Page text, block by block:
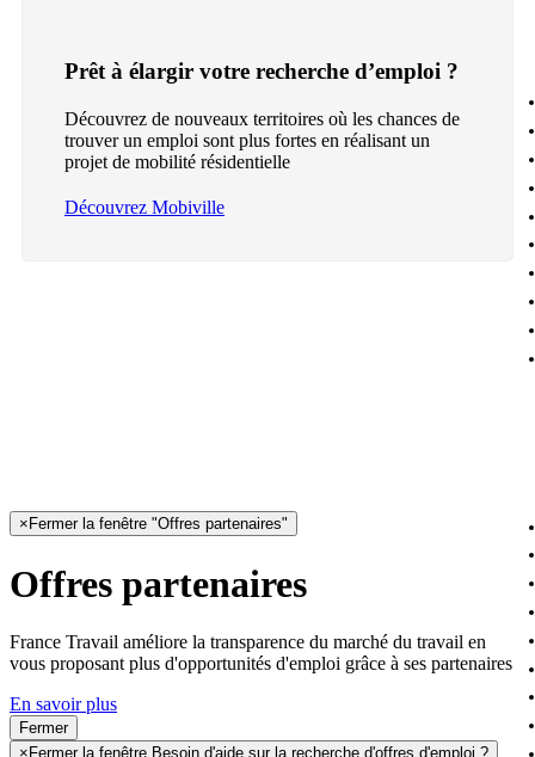
Prêt à élargir votre recherche d’emploi ?
Découvrez de nouveaux territoires où les chances de
trouver un emploi sont plus fortes en réalisant un
projet de mobilité résidentielle
Découvrez Mobiville
× Fermer la fenêtre "Offres partenaires"
Offres partenaires
France Travail améliore la transparence du marché du travail en
vous proposant plus d'opportunités d'emploi grâce à ses partenaires
En savoir plus
Fermer
× Fermer la fenêtre Besoin d'aide sur la recherche d'offres d'emploi ?